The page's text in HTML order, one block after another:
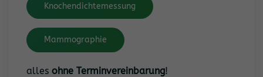
Knochendichtemessung
Mammographie
alles ohne Terminvereinbarung!